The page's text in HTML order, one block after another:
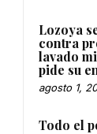
Lozoya
contra
lavado
pide su
agosto 1,
Todo el